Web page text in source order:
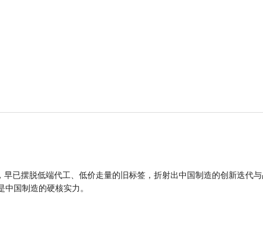
已摆脱低端代工、低价走量的旧标签，折射出中国制造的创新迭代
国制造的硬核实力。